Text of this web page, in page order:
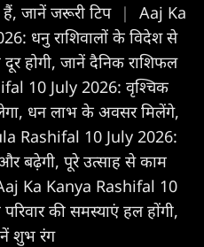
जानें जरूरी टिप |
Aaj Ka
धनु राशिवालों के विदेश से
होगी, जानें दैनिक राशिफल
10 July 2026: वृश्चिक
धन लाभ के अवसर मिलेंगे,
Rashifal 10 July 2026:
और बढ़ेगी, पूरे उत्साह से काम
Ka Kanya Rashifal 10
की समस्याएं हल होंगी,
शुभ रंग